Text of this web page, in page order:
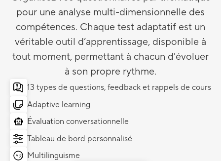
pour une analyse multi-dimensionnelle des
compétences. Chaque test adaptatif est un
véritable outil d’apprentissage, disponible à
tout moment, permettant à chacun d'évoluer
à son propre rythme.
13 types de questions, feedback et rappels de cours
Adaptive learning
Évaluation conversationnelle
Tableau de bord personnalisé
A 文 Multilinguisme